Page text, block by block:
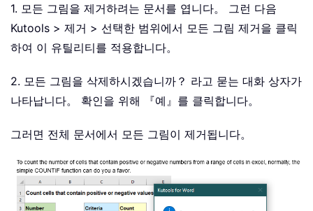
1. 모든 그림을 제거하려는 문서를 엽니다。 그런 다음
Kutools > 제거 > 선택한 범위에서 모든 그림 제거을 클릭
하여 이 유틸리티를 적용합니다。
2. 모든 그림을 삭제하시겠습니까？ 라고 묻는 대화 상자가
나타납니다。 확인을 위해 『예』를 클릭합니다。
그러면 전체 문서에서 모든 그림이 제거됩니다。